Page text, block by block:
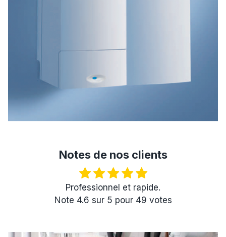
Notes de nos clients
Professionnel et rapide.
Note 4.6 sur 5 pour 49 votes